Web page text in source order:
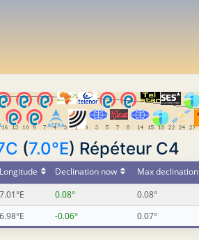
(7.0°E) Répéteur C4
Longitude Declination now Max declination
7.01°E 0.08° 0.08°
6.98°E -0.06° 0.07°